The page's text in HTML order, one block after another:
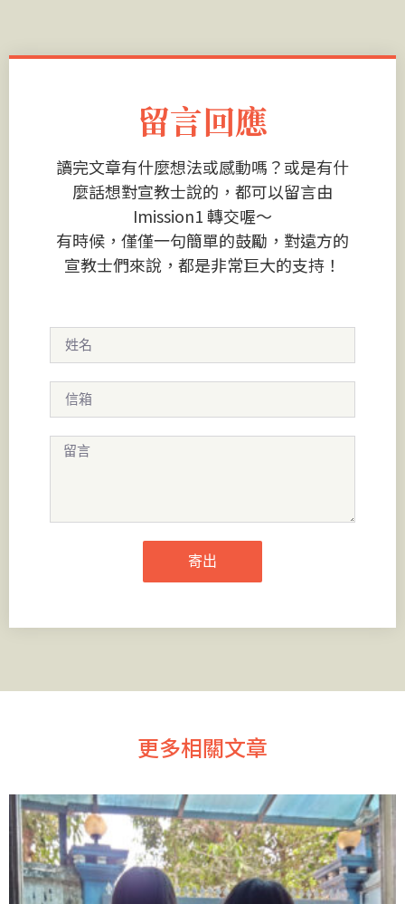
留言回應
讀完文章有什麼想法或感動嗎？或是有什
麼話想對宣教士說的，都可以留言由
Imission1 轉交喔～
有時候，僅僅一句簡單的鼓勵，對遠方的
宣教士們來說，都是非常巨大的支持！
寄出
更多相關文章